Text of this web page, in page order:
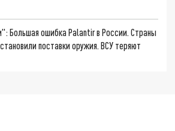
Большая ошибка Palantir в России. Страны
поставки оружия. ВСУ теряют